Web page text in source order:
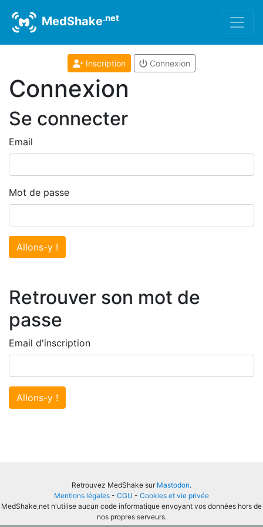
MedShake.net
Inscription Connexion
Connexion
Se connecter
Email
Mot de passe
Allons-y !
Retrouver son mot de
passe
Email d'inscription
Allons-y !
Retrouvez MedShake sur Mastodon.
Mentions légales - CGU - Cookies et vie privée
MedShake.net n'utilise aucun code informatique envoyant vos données hors de
nos propres serveurs.